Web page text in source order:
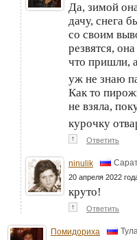
Да, зимой
дачу, снега
со своим
резвятся,
что пришли,
уж не знаю
Как то
не взяла,
курочку
↑ Ответить
ninulik
20 апреля 2022
круто!
↑ Ответить
Помидориха Тула